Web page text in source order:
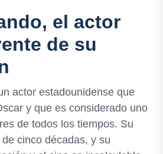
el actor
de su
actor estadounidense que
y que es considerado uno
de todos los tiempos. Su
cinco décadas, y su